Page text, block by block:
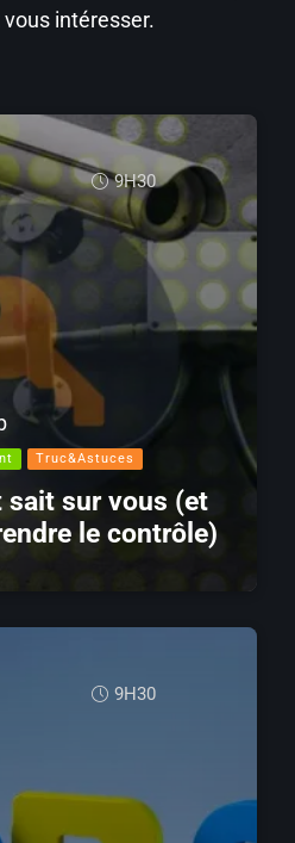
intéresser.
9H30
Truc&Astuces
sait sur vous (et
le contrôle)
9H30